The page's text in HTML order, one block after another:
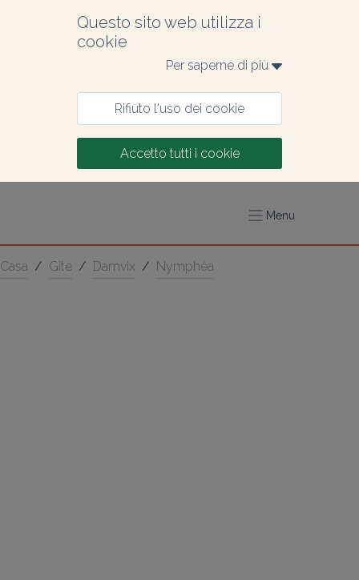
Questo sito web utilizza i
cookie
Per saperne di più
Rifiuto l'uso dei cookie
Accetto tutti i cookie
Menu
Casa / Gîte / Damvix / Nymphéa